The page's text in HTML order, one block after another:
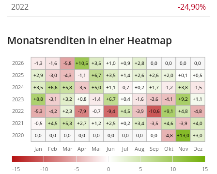
2022
-24,90%
Monatsrenditen in einer Heatmap
0,0 0,0 0,0 0,0 0,0 0,0 0,0 0,0 0,0 -4,8 +13,0 +3,0
-0,5 +4,5 +5,3 +2,7 +1,2 +2,5 +0,2 +3,4 -3,5 +4,6 -3,9 +4,0
-5,3 -4,2 +2,3 -7,9 -0,7 -9,4 +4,5 -3,9 -10,6 +9,1 +4,8 -4,8
+8,8 -3,1 +3,2 +0,8 -1,4 +6,7 +0,4 -1,6 -3,6 -4,1 +9,2 +1,1
+3,5 +6,6 +5,8 -3,5 +5,0 +1,1 -0,7 +0,2 +1,7 -1,2 +3,8 -1,5
+2,9 -3,0 -4,3 -1,1 +6,7 +3,5 +1,4 +2,6 +2,6 +2,0 +0,1 +0,5
-1,3 -1,6 -5,8 +10,5 +3,5 +1,0 +0,9 +2,8 0,0 0,0 0,0 0,0
-15 -10 -5 0 5 10 15
Jan Feb Mär Apr Mai Jun Jul Aug Sep Okt Nov Dez
2020
2021
2022
2023
2024
2025
2026